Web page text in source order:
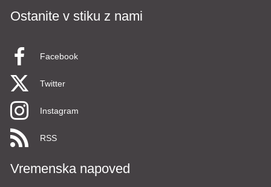
Ostanite v stiku z nami
Facebook
Twitter
Instagram
RSS
Vremenska napoved